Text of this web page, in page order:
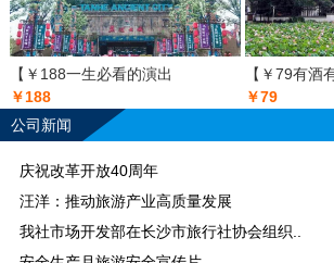
【￥188一生必看的演出
￥188
【￥79有酒
￥79
公司新闻
庆祝改革开放40周年
汪洋：推动旅游产业高质量发展
我社市场开发部在长沙市旅行社协会组织..